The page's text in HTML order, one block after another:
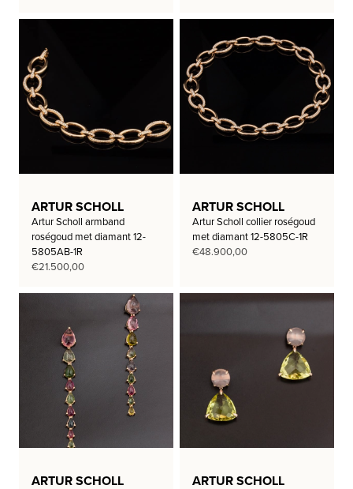
ARTUR SCHOLL
Artur Scholl armband
roségoud met diamant 12-
5805AB-1R
€21.500,00
ARTUR SCHOLL
Artur Scholl collier roségoud
met diamant 12-5805C-1R
€48.900,00
ARTUR SCHOLL ARTUR SCHOLL